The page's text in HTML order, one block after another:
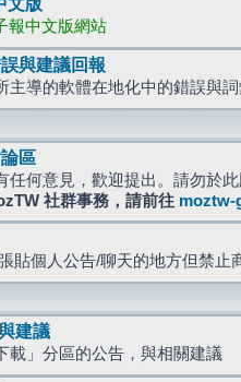
文版
報中文版網站
與建議回報
主導的軟體在地化中的錯誤與
區
任何意見，歡迎提出。請勿於
社群事務，請前往 moztw-
貼個人公告/聊天的地方但禁止
建議
載」分區的公告，與相關建議